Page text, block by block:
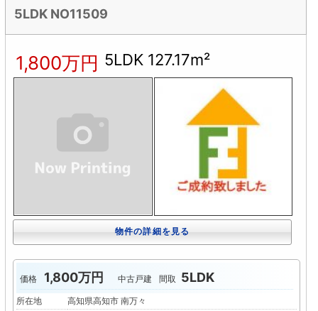
5LDK NO11509
1,800万円 5LDK 127.17m²
物件の詳細を見る
価格 1,800万円 中古戸建 間取 5LDK
所在地
高知県高知市 南万々